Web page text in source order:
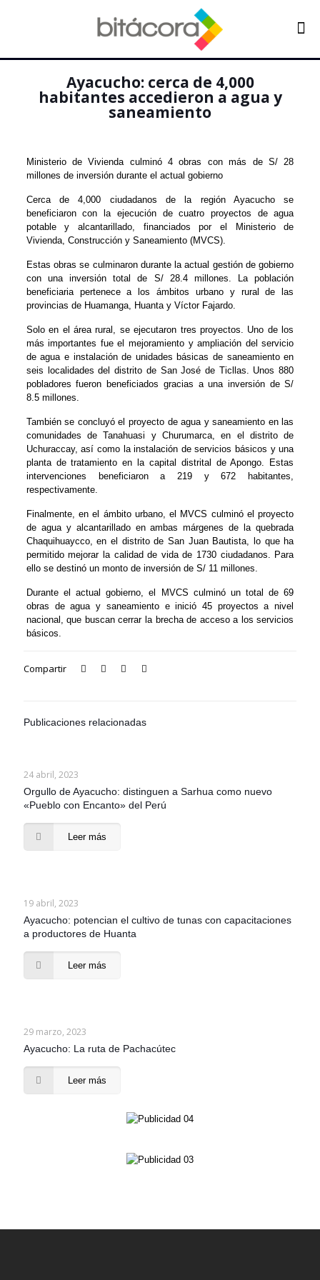
Ayacucho: cerca de 4,000
habitantes accedieron a agua y
saneamiento
Ministerio de Vivienda culminó 4 obras con más de S/ 28
millones de inversión durante el actual gobierno
Cerca de 4,000 ciudadanos de la región Ayacucho se
beneficiaron con la ejecución de cuatro proyectos de agua
potable y alcantarillado, financiados por el Ministerio de
Vivienda, Construcción y Saneamiento (MVCS).
Estas obras se culminaron durante la actual gestión de gobierno
con una inversión total de S/ 28.4 millones. La población
beneficiaria pertenece a los ámbitos urbano y rural de las
provincias de Huamanga, Huanta y Víctor Fajardo.
Solo en el área rural, se ejecutaron tres proyectos. Uno de los
más importantes fue el mejoramiento y ampliación del servicio
de agua e instalación de unidades básicas de saneamiento en
seis localidades del distrito de San José de Ticllas. Unos 880
pobladores fueron beneficiados gracias a una inversión de S/
8.5 millones.
También se concluyó el proyecto de agua y saneamiento en las
comunidades de Tanahuasi y Churumarca, en el distrito de
Uchuraccay, así como la instalación de servicios básicos y una
planta de tratamiento en la capital distrital de Apongo. Estas
intervenciones beneficiaron a 219 y 672 habitantes,
respectivamente.
Finalmente, en el ámbito urbano, el MVCS culminó el proyecto
de agua y alcantarillado en ambas márgenes de la quebrada
Chaquihuaycco, en el distrito de San Juan Bautista, lo que ha
permitido mejorar la calidad de vida de 1730 ciudadanos. Para
ello se destinó un monto de inversión de S/ 11 millones.
Durante el actual gobierno, el MVCS culminó un total de 69
obras de agua y saneamiento e inició 45 proyectos a nivel
nacional, que buscan cerrar la brecha de acceso a los servicios
básicos.
Compartir
Publicaciones relacionadas
24 abril, 2023
Orgullo de Ayacucho: distinguen a Sarhua como nuevo
«Pueblo con Encanto» del Perú
Leer más
19 abril, 2023
Ayacucho: potencian el cultivo de tunas con capacitaciones
a productores de Huanta
Leer más
29 marzo, 2023
Ayacucho: La ruta de Pachacútec
Leer más